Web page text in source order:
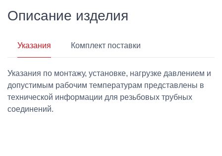
Описание изделия
Указания Комплект поставки
Указания по монтажу, установке, нагрузке давлением и
допустимым рабочим температурам представлены в
технической информации для резьбовых трубных
соединений.